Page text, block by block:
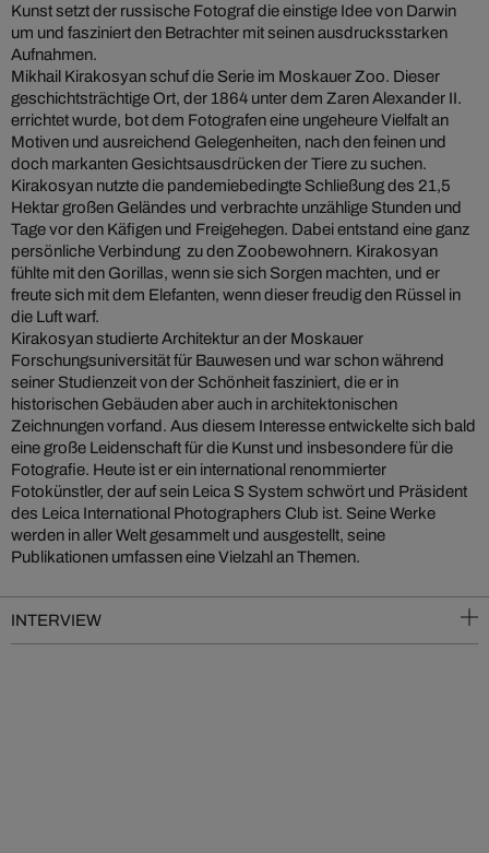
Kunst setzt der russische Fotograf die einstige Idee von Darwin
um und fasziniert den Betrachter mit seinen ausdrucksstarken
Aufnahmen.
Mikhail Kirakosyan schuf die Serie im Moskauer Zoo. Dieser
geschichtsträchtige Ort, der 1864 unter dem Zaren Alexander II.
errichtet wurde, bot dem Fotografen eine ungeheure Vielfalt an
Motiven und ausreichend Gelegenheiten, nach den feinen und
doch markanten Gesichtsausdrücken der Tiere zu suchen.
Kirakosyan nutzte die pandemiebedingte Schließung des 21,5
Hektar großen Geländes und verbrachte unzählige Stunden und
Tage vor den Käfigen und Freigehegen. Dabei entstand eine ganz
persönliche Verbindung zu den Zoobewohnern. Kirakosyan
fühlte mit den Gorillas, wenn sie sich Sorgen machten, und er
freute sich mit dem Elefanten, wenn dieser freudig den Rüssel in
die Luft warf.
Kirakosyan studierte Architektur an der Moskauer
Forschungsuniversität für Bauwesen und war schon während
seiner Studienzeit von der Schönheit fasziniert, die er in
historischen Gebäuden aber auch in architektonischen
Zeichnungen vorfand. Aus diesem Interesse entwickelte sich bald
eine große Leidenschaft für die Kunst und insbesondere für die
Fotografie. Heute ist er ein international renommierter
Fotokünstler, der auf sein Leica S System schwört und Präsident
des Leica International Photographers Club ist. Seine Werke
werden in aller Welt gesammelt und ausgestellt, seine
Publikationen umfassen eine Vielzahl an Themen.
INTERVIEW